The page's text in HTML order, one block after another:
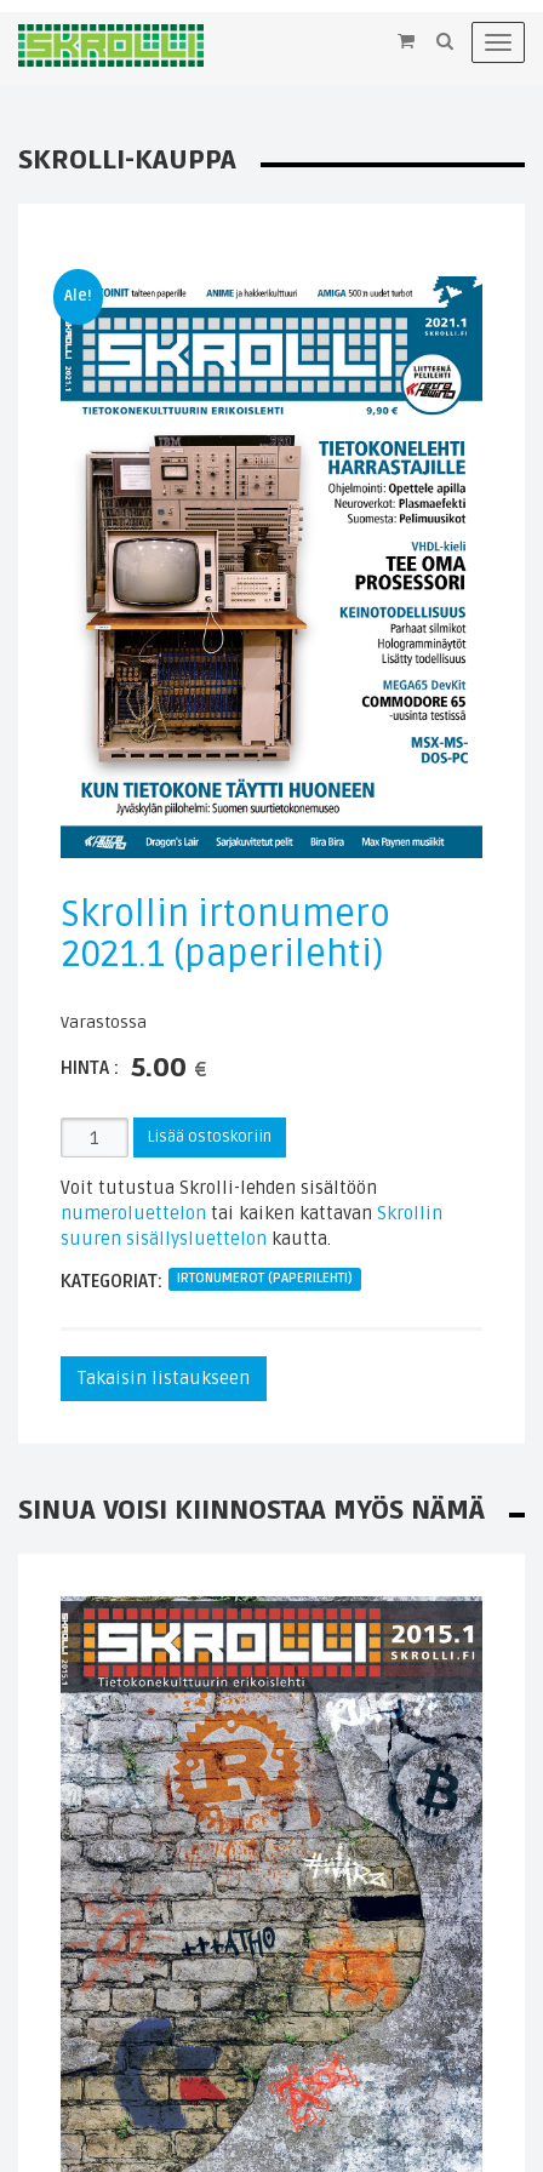
×
SKROLLI-KAUPPA
Ale!
Skrollin irtonumero
2021.1 (paperilehti)
Varastossa
HINTA : 5.00 €
Skrollin
irtonumero
2021.1
(paperilehti)
määrä
Lisää ostoskoriin
Voit tutustua Skrolli-lehden sisältöön
numeroluettelon tai kaiken kattavan Skrollin
suuren sisällysluettelon kautta.
KATEGORIAT:
IRTONUMEROT (PAPERILEHTI)
Takaisin listaukseen
SINUA VOISI KIINNOSTAA MYÖS NÄMÄ